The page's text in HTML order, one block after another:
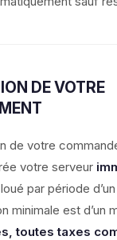
DE VOTRE
de votre
votre serveur
par période
minimale est d’un
toutes taxes
à 11:04